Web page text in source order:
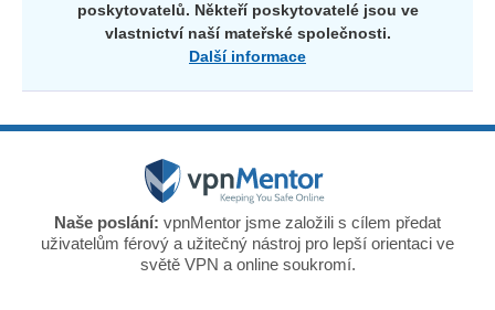
poskytovatelů. Někteří poskytovatelé jsou ve
vlastnictví naší mateřské společnosti.
Další informace
Naše poslání: vpnMentor jsme založili s cílem předat
uživatelům férový a užitečný nástroj pro lepší orientaci ve
světě VPN a online soukromí.